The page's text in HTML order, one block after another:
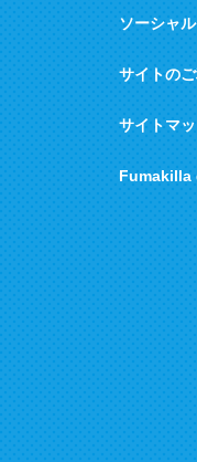
ソーシャ
サイトの
サイトマ